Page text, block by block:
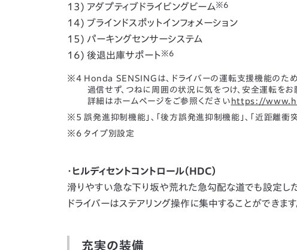
13) アダプティブドライビングビーム※6
14) ブラインドスポットインフォメーション
15) パーキングセンサーシステム
16) 後退出庫サポート※6
Honda SENSINGは、ドライバーの運転支援機能のため
過信せず、つねに周囲の状況に気をつけ、安全運転をお
詳細はホームページをご参照ください https://
誤発進抑制機能」、「後方誤発進抑制機能」、「近距離
タイプ別設定
・ヒルディセントコントロール（HDC）
滑りやすい急な下り坂や荒れた急勾配な道でも設定し
ドライバーはステアリング操作に集中することができます
充実の装備